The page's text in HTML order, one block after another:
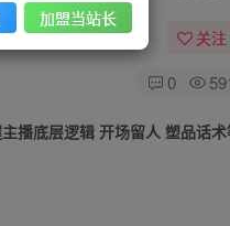
关注
0
加盟当站长